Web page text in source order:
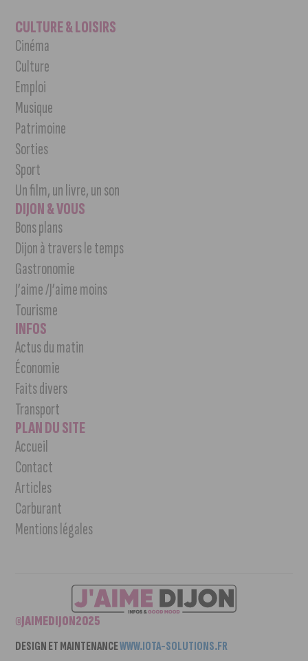
CULTURE & LOISIRS
Cinéma
Culture
Emploi
Musique
Patrimoine
Sorties
Sport
Un film, un livre, un son
DIJON & VOUS
Bons plans
Dijon à travers le temps
Gastronomie
J’aime /J’aime moins
Tourisme
INFOS
Actus du matin
Économie
Faits divers
Transport
PLAN DU SITE
Accueil
Contact
Articles
Carburant
Mentions légales
©JAIMEDIJON2025
DESIGN ET MAINTENANCEWWW.IOTA-SOLUTIONS.FR